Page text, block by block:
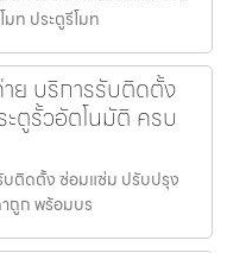
มท ประตูรีโมท
ย บริการรับติดตั้ง
ตูรั้วอัตโนมัติ ครบ
บติดตั้ง ซ่อมแซ่ม ปรับปรุง
ถูก พร้อมบร